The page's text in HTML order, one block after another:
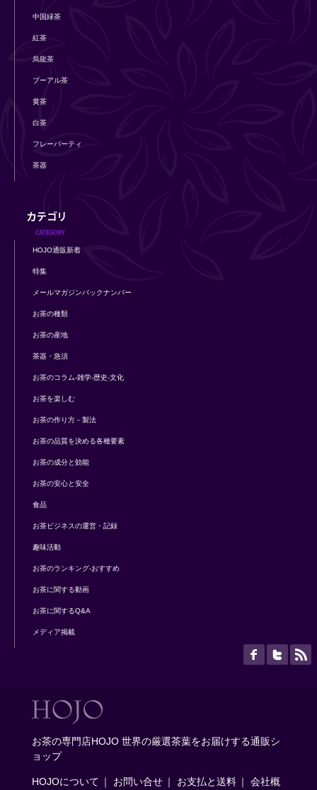
中国緑茶
紅茶
烏龍茶
プーアル茶
黄茶
白茶
フレーバーティ
茶器
HOJO通販新着
特集
メールマガジンバックナンバー
お茶の種類
お茶の産地
茶器・急須
お茶のコラム-雑学-歴史-文化
お茶を楽しむ
お茶の作り方－製法
お茶の品質を決める各種要素
お茶の成分と効能
お茶の安心と安全
食品
お茶ビジネスの運営・記録
趣味活動
お茶のランキング-おすすめ
お茶に関する動画
お茶に関するQ&A
メディア掲載
お茶の専門店HOJO 世界の厳選茶葉をお届けする通販シ
ョップ
HOJOについて ｜ お問い合せ ｜ お支払と送料 ｜ 会社概